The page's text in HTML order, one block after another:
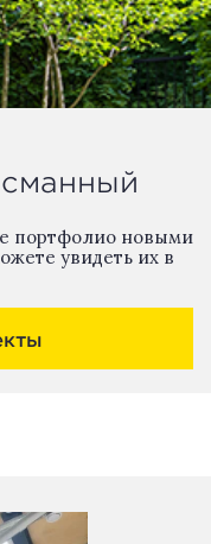
портфолио новыми
увидеть их в